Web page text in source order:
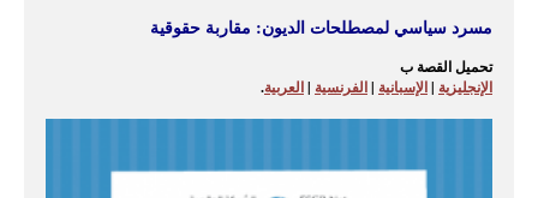
مسرد سياسي لمصطلحات الديون: مقاربة حقوقية
تحميل القصة ب
الإنجليزية |الإسبانية |الفرنسية |العربية.